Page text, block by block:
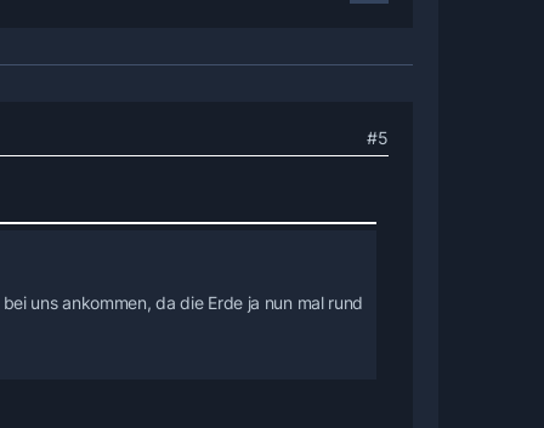
#5
uns ankommen, da die Erde ja nun mal rund